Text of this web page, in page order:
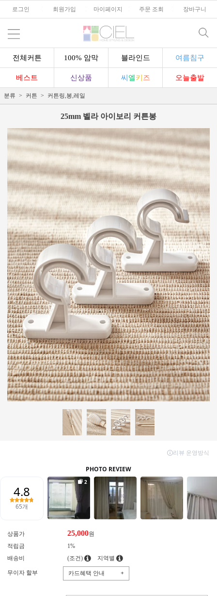
로그인 회원가입 마이페이지 주문 조회 장바구니
전체커튼 100% 암막 블라인드 여름침구
베스트 신상품 씨 엘키 즈 오늘출발
분류 커튼 커튼링,봉,레일
25mm 벨라 아이보리 커튼봉
상품가 25,000원
적립금
1%
배송비
(조건) 지역별
무이자 할부 카드혜택 안내 +